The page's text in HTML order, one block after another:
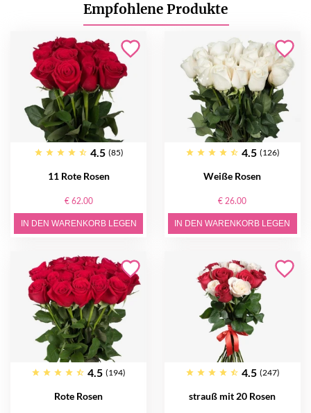
Empfohlene Produkte
4.5 (85)
11 Rote Rosen
€ 62.00
IN DEN WARENKORB LEGEN
4.5 (126)
Weiße Rosen
€ 26.00
IN DEN WARENKORB LEGEN
4.5 (194)
Rote Rosen
4.5 (247)
strauß mit 20 Rosen